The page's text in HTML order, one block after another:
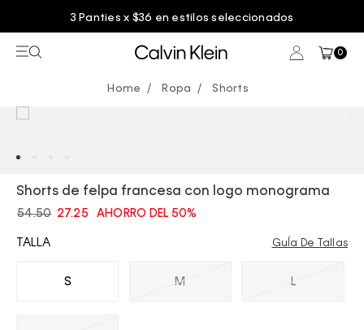
3 Panties x $36 en estilos seleccionados
0
Ropa Shorts
Shorts de felpa francesa con logo monograma
54.50 27.25 AHORRO DEL 50%
TALLA
S M L
GuÍa De Tallas